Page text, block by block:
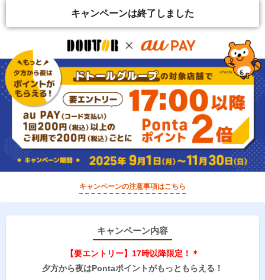
キャンペーンは終了しました
キャンペーンの注意事項はこちら
キャンペーン内容
【要エントリー】17時以降限定！＊
夕方から夜はPontaポイントがもっともらえる！